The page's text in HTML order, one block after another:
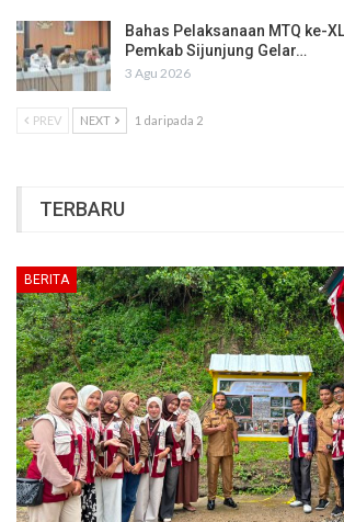
Bahas Pelaksanaan MTQ ke-
Pemkab Sijunjung Gelar…
3 Agu 2026
PREV NEXT 1 daripada 2
TERBARU
BERITA